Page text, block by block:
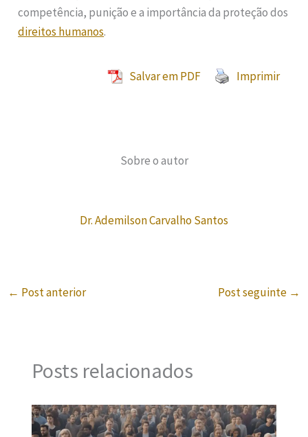
competência, punição e a importância da proteção dos
direitos humanos.
Salvar em PDF Imprimir
Sobre o autor
Dr. Ademilson Carvalho Santos
← Post anterior Post seguinte →
Posts relacionados